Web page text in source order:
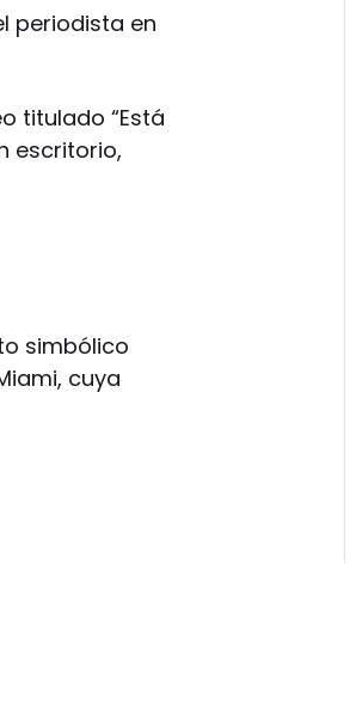
periodista en
titulado “Está
escritorio,
simbólico
cuya